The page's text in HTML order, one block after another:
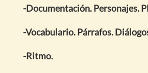
-Documentación. Personajes.
-Vocabulario. Párrafos.
-Ritmo.